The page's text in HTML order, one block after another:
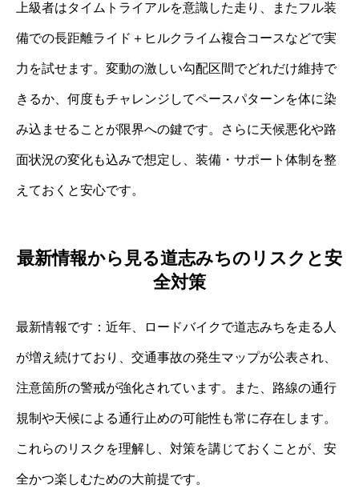
上級者はタイムトライアルを意識した走り、またフル装
備での長距離ライド＋ヒルクライム複合コースなどで実
力を試せます。変動の激しい勾配区間でどれだけ維持で
きるか、何度もチャレンジしてペースパターンを体に染
み込ませることが限界への鍵です。さらに天候悪化や路
面状況の変化も込みで想定し、装備・サポート体制を整
えておくと安心です。
最新情報から見る道志みちのリスクと安
全対策
最新情報です：近年、ロードバイクで道志みちを走る人
が増え続けており、交通事故の発生マップが公表され、
注意箇所の警戒が強化されています。また、路線の通行
規制や天候による通行止めの可能性も常に存在します。
これらのリスクを理解し、対策を講じておくことが、安
全かつ楽しむための大前提です。